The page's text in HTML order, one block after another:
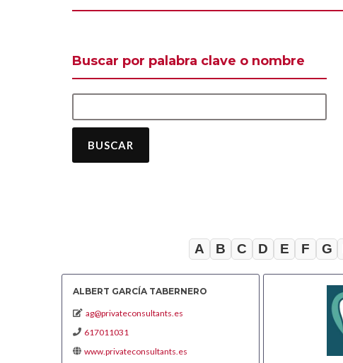
Buscar por palabra clave o nombre
BUSCAR
A B C D E F G
ALBERT GARCÍA TABERNERO
ag@privateconsultants.es
617011031
www.privateconsultants.es